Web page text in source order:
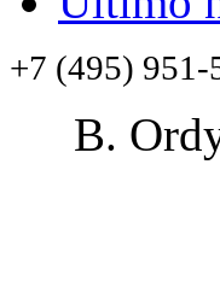
+7 (495) 951-
B.